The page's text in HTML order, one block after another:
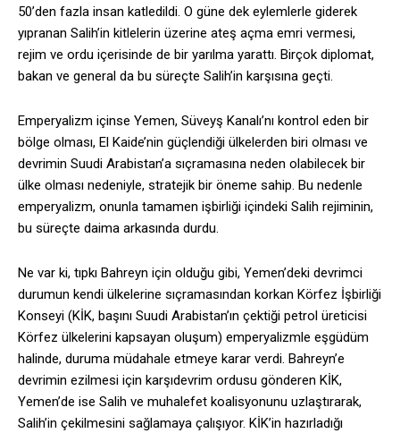
50’den fazla insan katledildi. O güne dek eylemlerle giderek
yıpranan Salih’in kitlelerin üzerine ateş açma emri vermesi,
rejim ve ordu içerisinde de bir yarılma yarattı. Birçok diplomat,
bakan ve general da bu süreçte Salih’in karşısına geçti.
Emperyalizm içinse Yemen, Süveyş Kanalı’nı kontrol eden bir
bölge olması, El Kaide’nin güçlendiği ülkelerden biri olması ve
devrimin Suudi Arabistan’a sıçramasına neden olabilecek bir
ülke olması nedeniyle, stratejik bir öneme sahip. Bu nedenle
emperyalizm, onunla tamamen işbirliği içindeki Salih rejiminin,
bu süreçte daima arkasında durdu.
Ne var ki, tıpkı Bahreyn için olduğu gibi, Yemen’deki devrimci
durumun kendi ülkelerine sıçramasından korkan Körfez İşbirliği
Konseyi (KİK, başını Suudi Arabistan’ın çektiği petrol üreticisi
Körfez ülkelerini kapsayan oluşum) emperyalizmle eşgüdüm
halinde, duruma müdahale etmeye karar verdi. Bahreyn’e
devrimin ezilmesi için karşıdevrim ordusu gönderen KİK,
Yemen’de ise Salih ve muhalefet koalisyonunu uzlaştırarak,
Salih’in çekilmesini sağlamaya çalışıyor. KİK’in hazırladığı